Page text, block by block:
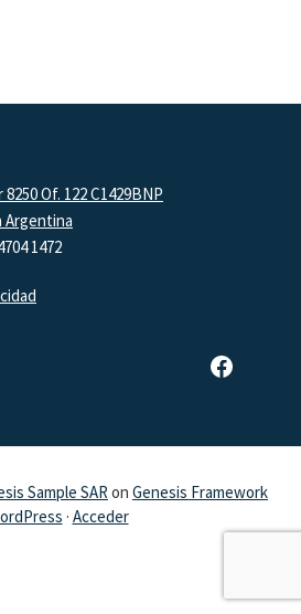
Of. 122 C1429BNP
Argentina
1472
Página de Facebook de SAR
Sample SARon Genesis Framework
· Acceder